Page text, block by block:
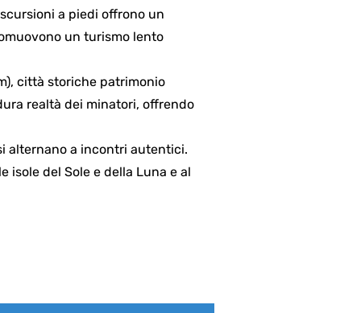
a piedi offrono un
un turismo lento
città storiche patrimonio
realtà dei minatori, offrendo
alternano a incontri autentici.
isole del Sole e della Luna e al